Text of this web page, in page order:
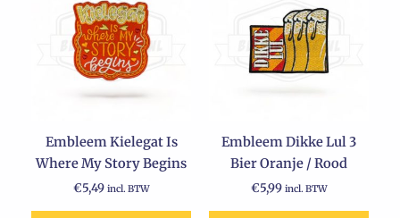
Embleem Kielegat Is
Where My Story Begins
€5,49 incl. BTW
Embleem Dikke Lul 3
Bier Oranje / Rood
€5,99 incl. BTW